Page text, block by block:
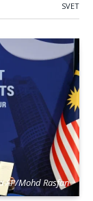
SVET
AP/Mohd Rasfan